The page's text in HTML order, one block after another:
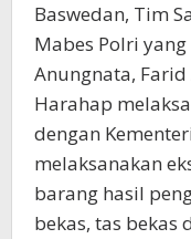
Baswedan, Tim
Mabes Polri
Anungnata,
Harahap
dengan
melaksanakan
barang hasil
bekas, tas bekas